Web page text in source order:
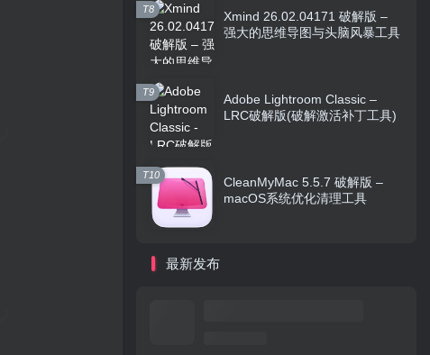
Xmind 26.02.04171 破解版 –
强大的思维导图与头脑风暴工具
T8
Adobe Lightroom Classic –
LRC破解版(破解激活补丁工具)
T9
CleanMyMac 5.5.7 破解版 –
macOS系统优化清理工具
T10
最新发布